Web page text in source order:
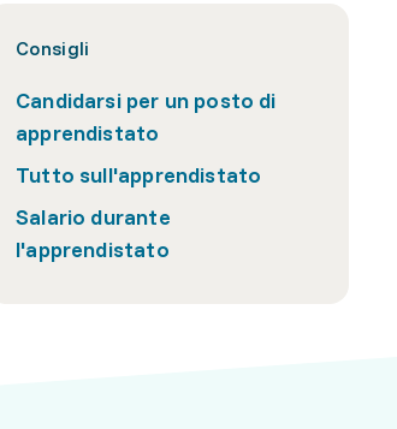
Consigli
Candidarsi per un posto di
apprendistato
Tutto sull'apprendistato
Salario durante
l'apprendistato